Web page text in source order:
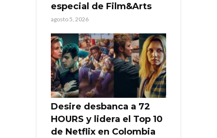
especial de Film&Arts
agosto 5, 2026
Desire desbanca a 72
HOURS y lidera el Top 10
de Netflix en Colombia